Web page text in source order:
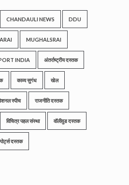
CHANDAULI NEWS DDU
MUGHALSRAI
INDIA अंतर्राष्ट्रीय दस्तक
काव्य सुगंध खेल
स्पीच राजनीति दस्तक
विचित्र पहल संस्था वॉलीवुड दस्तक
दस्तक